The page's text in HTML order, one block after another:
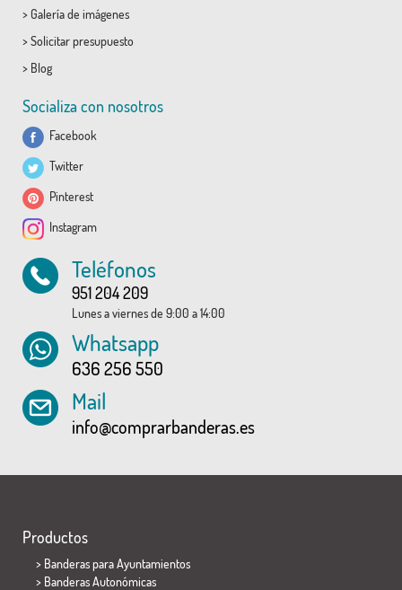
> Galería de imágenes
> Solicitar presupuesto
> Blog
Socializa con nosotros
Facebook
Twitter
Pinterest
Instagram
Teléfonos
951 204 209
Lunes a viernes de 9:00 a 14:00
Whatsapp
636 256 550
Mail
info@comprarbanderas.es
Productos
> Banderas para Ayuntamientos
> Banderas Autonómicas